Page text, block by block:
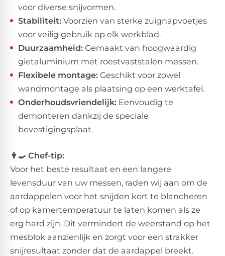
voor diverse snijvormen.
Stabiliteit: Voorzien van sterke zuignapvoetjes
voor veilig gebruik op elk werkblad.
Duurzaamheid: Gemaakt van hoogwaardig
gietaluminium met roestvaststalen messen.
Flexibele montage: Geschikt voor zowel
wandmontage als plaatsing op een werktafel.
Onderhoudsvriendelijk: Eenvoudig te
demonteren dankzij de speciale
bevestigingsplaat.
👨‍🍳 Chef-tip:
​Voor het beste resultaat en een langere
levensduur van uw messen, raden wij aan om de
aardappelen voor het snijden kort te blancheren
of op kamertemperatuur te laten komen als ze
erg hard zijn. Dit vermindert de weerstand op het
mesblok aanzienlijk en zorgt voor een strakker
snijresultaat zonder dat de aardappel breekt.